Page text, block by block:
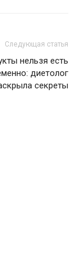
Следующая статья
нельзя есть
диетолог
секреты